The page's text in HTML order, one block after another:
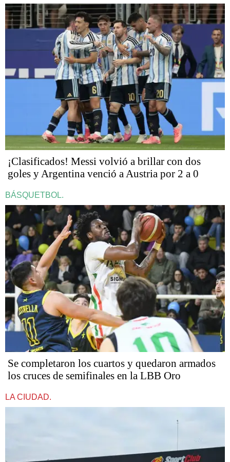
¡Clasificados! Messi volvió a brillar con dos
goles y Argentina venció a Austria por 2 a 0
BÁSQUETBOL.
Se completaron los cuartos y quedaron armados
los cruces de semifinales en la LBB Oro
LA CIUDAD.